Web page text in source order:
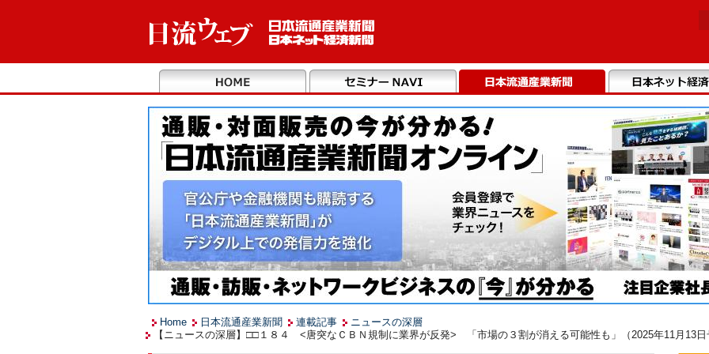
Home 日本流通産業新聞 連載記事
ニュースの深層
【ニュースの深層】□□１８４ <唐突なＣＢＮ規制に業界が反発> 「市場の３割が消える可能性も」（2025年11月13日